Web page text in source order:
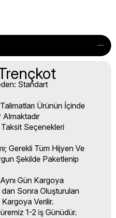
Standart
Ürünün İçinde
Seçenekleri
Gerekli Tüm Hijyen Ve
Şekilde Paketlenip
Gün Kargoya
Sonra Oluşturulan
Verilir.
1-2 iş Günüdür.